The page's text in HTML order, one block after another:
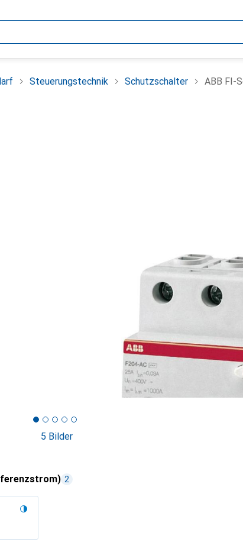
Steuerungstechnik Schutzschalter ABB FI-
5 Bilder
2